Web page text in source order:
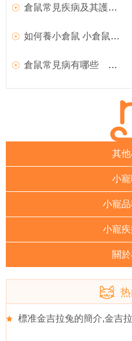
倉鼠常見疾病及其護理防治
如何養小倉鼠 小倉鼠如何飼養
倉鼠常見病有哪些 倉鼠常見病集合
其
小
小寵
小寵
關
標准金吉拉兔的簡介,金吉